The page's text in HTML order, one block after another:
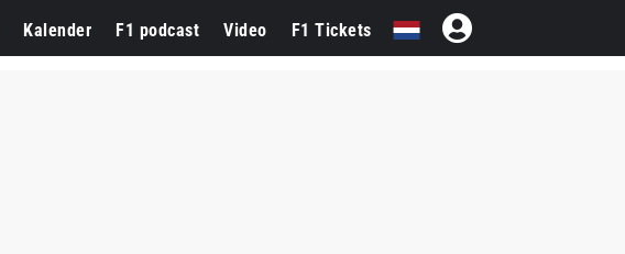
Kalender F1 podcast Video F1 Tickets